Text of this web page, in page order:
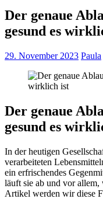
Der genaue
gesund es
29. November 2023 Paula
Der genaue
gesund es
In der heutigen
verarbeiteten
ein erfrischendes
läuft sie ab und vor
Artikel werden wir diese